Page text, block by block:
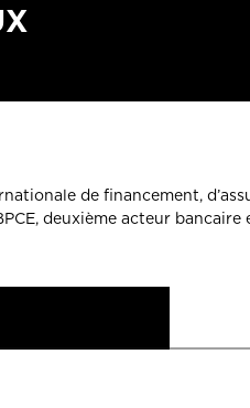
de financement,
deuxième acteur bancaire